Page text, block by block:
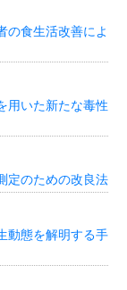
の食生活改善によ
用いた新たな毒性
定のための改良法
動態を解明する手